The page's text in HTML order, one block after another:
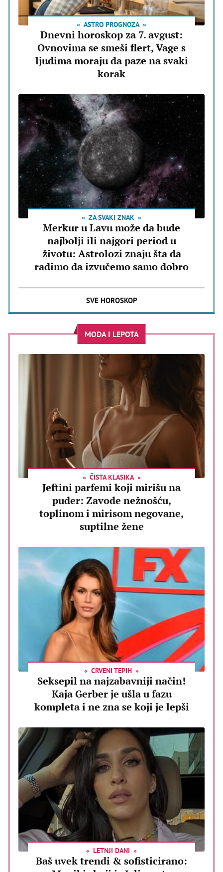
ASTRO PROGNOZA
Dnevni horoskop za 7. avgust:
Ovnovima se smeši flert, Vage s
ljudima moraju da paze na svaki
korak
ZA SVAKI ZNAK
Merkur u Lavu može da bude
najbolji ili najgori period u
životu: Astrolozi znaju šta da
radimo da izvučemo samo dobro
SVE HOROSKOP
MODA I LEPOTA
ČISTA KLASIKA
Jeftini parfemi koji mirišu na
puder: Zavode nežnošću,
toplinom i mirisom negovane,
suptilne žene
CRVENI TEPIH
Seksepil na najzabavniji način!
Kaja Gerber je ušla u fazu
kompleta i ne zna se koji je lepši
LETNJI DANI
Baš uvek trendi & sofisticirano: